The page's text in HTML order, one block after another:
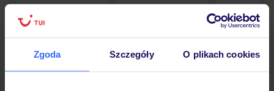
Zgoda Szczegóły O plikach cookies